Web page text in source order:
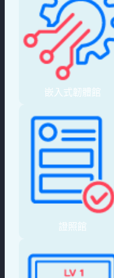
嵌入式韌體館
證照館